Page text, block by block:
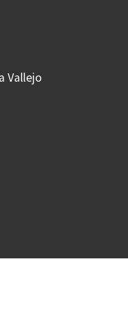
Vallejo